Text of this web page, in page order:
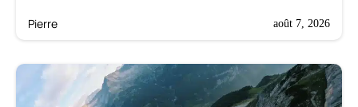
Pierre août 7, 2026